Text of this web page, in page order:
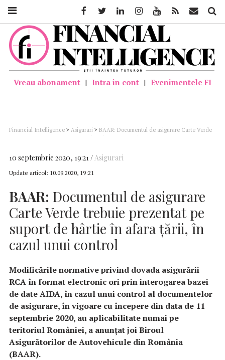
Vreau abonament | Intra in cont | Evenimentele FI
Financial Intelligence > Asigurari > BAAR: Documentul de asigurare Carte Verde
10 septembrie 2020, 19:21 Asigurari
Update articol: 10.09.2020, 19:21
BAAR: Documentul de asigurare
Carte Verde trebuie prezentat pe
suport de hârtie în afara ţării, în
cazul unui control
Modificările normative privind dovada asigurării
RCA în format electronic ori prin interogarea bazei
de date AIDA, în cazul unui control al documentelor
de asigurare, în vigoare cu începere din data de 11
septembrie 2020, au aplicabilitate numai pe
teritoriul României, a anunţat joi Biroul
Asigurătorilor de Autovehicule din România
(BAAR).
FacebookTwitter LinkedinInstagramYoutube Feed Mail